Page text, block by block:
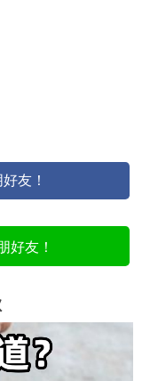
友！
好友！